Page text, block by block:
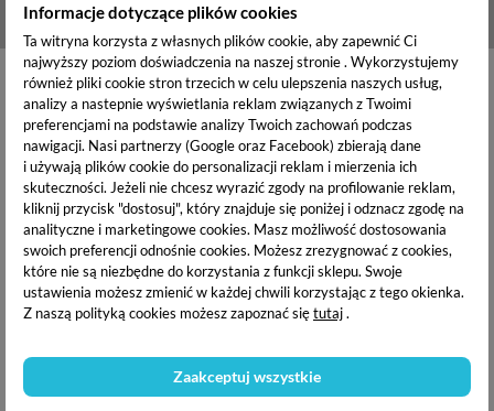
Informacje dotyczące plików cookies
Ta witryna korzysta z własnych plików cookie, aby zapewnić Ci
najwyższy poziom doświadczenia na naszej stronie . Wykorzystujemy
również pliki cookie stron trzecich w celu ulepszenia naszych usług,
analizy a nastepnie wyświetlania reklam związanych z Twoimi
preferencjami na podstawie analizy Twoich zachowań podczas
nawigacji. Nasi partnerzy (Google oraz Facebook) zbierają dane
i używają plików cookie do personalizacji reklam i mierzenia ich
skuteczności. Jeżeli nie chcesz wyrazić zgody na profilowanie reklam,
kliknij przycisk "dostosuj", który znajduje się poniżej i odznacz zgodę na
analityczne i marketingowe cookies. Masz możliwość dostosowania
swoich preferencji odnośnie cookies. Możesz zrezygnować z cookies,
które nie są niezbędne do korzystania z funkcji sklepu. Swoje
ustawienia możesz zmienić w każdej chwili korzystając z tego okienka.
Z naszą polityką cookies możesz zapoznać siętutaj.
Zaakceptuj wszystkie
Copyright © 2020Puderek.com.pl